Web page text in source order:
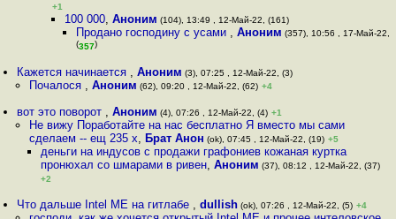
+1
100 000, Аноним (104), 13:49 , 12-Май-22, (161)
Продано господину с усами , Аноним (357), 10:56 , 17-Май-22,
(357)
Кажется начинается ,Аноним (3), 07:25 , 12-Май-22, (3)
Почалося , Аноним (62), 09:20 , 12-Май-22, (62) +4
вот это поворот ,Аноним (4), 07:26 , 12-Май-22, (4) +1
Не вижу Поработайте на нас бесплатно Я вместо мы сами
сделаем -- ещ 235 х, Брат Анон (ok), 07:45 , 12-Май-22, (19) +5
деньги на индусов с продажи графониев кожаная куртка
пронюхал со шмарами в ривен, Аноним (37), 08:12 , 12-Май-22, (37)
+2
Что дальше Intel ME на гитлабе ,dullish (ok), 07:26 , 12-Май-22, (5) +4